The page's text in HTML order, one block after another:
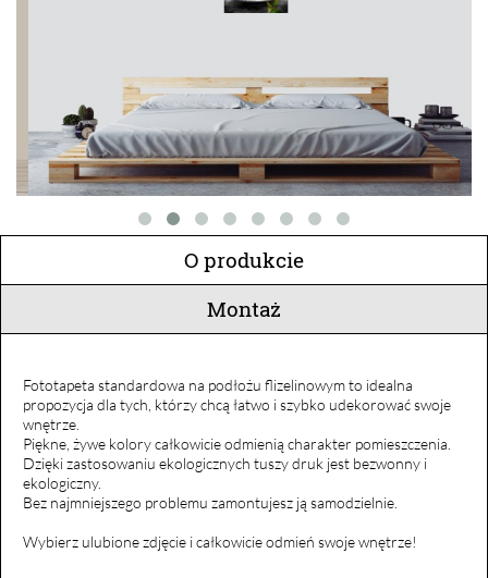
O produkcie
Montaż
Fototapeta standardowa na podłożu flizelinowym to idealna
propozycja dla tych, którzy chcą łatwo i szybko udekorować swoje
wnętrze.
Piękne, żywe kolory całkowicie odmienią charakter pomieszczenia.
Dzięki zastosowaniu ekologicznych tuszy druk jest bezwonny i
ekologiczny.
Bez najmniejszego problemu zamontujesz ją samodzielnie.
Wybierz ulubione zdjęcie i całkowicie odmień swoje wnętrze!